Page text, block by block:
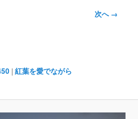
次へ →
|紅葉を愛でながら